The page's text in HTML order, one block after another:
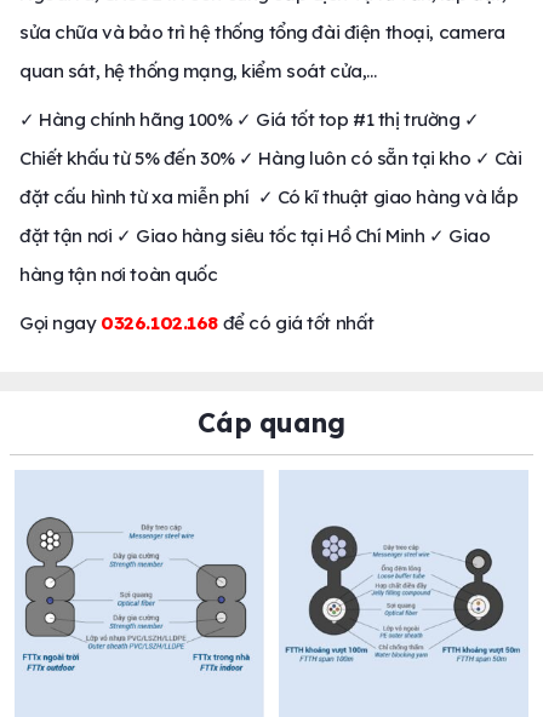
sửa chữa và bảo trì hệ thống tổng đài điện thoại, camera
quan sát, hệ thống mạng, kiểm soát cửa,…
✓ Hàng chính hãng 100% ✓ Giá tốt top #1 thị trường ✓
Chiết khấu từ 5% đến 30% ✓ Hàng luôn có sẵn tại kho ✓ Cài
đặt cấu hình từ xa miễn phí ✓ Có kĩ thuật giao hàng và lắp
đặt tận nơi ✓ Giao hàng siêu tốc tại Hồ Chí Minh ✓ Giao
hàng tận nơi toàn quốc
Gọi ngay 0326.102.168để có giá tốt nhất
Cáp quang